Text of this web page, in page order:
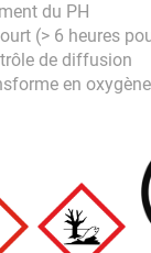
du PH
(> 6 heures
de diffusion
en